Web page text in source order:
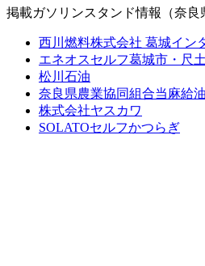
掲載ガソリンスタンド情報（奈良
西川燃料株式会社 葛城イン
エネオスセルフ葛城市・尺
松川石油
奈良県農業協同組合当麻給
株式会社ヤスカワ
SOLATOセルフかつらぎ